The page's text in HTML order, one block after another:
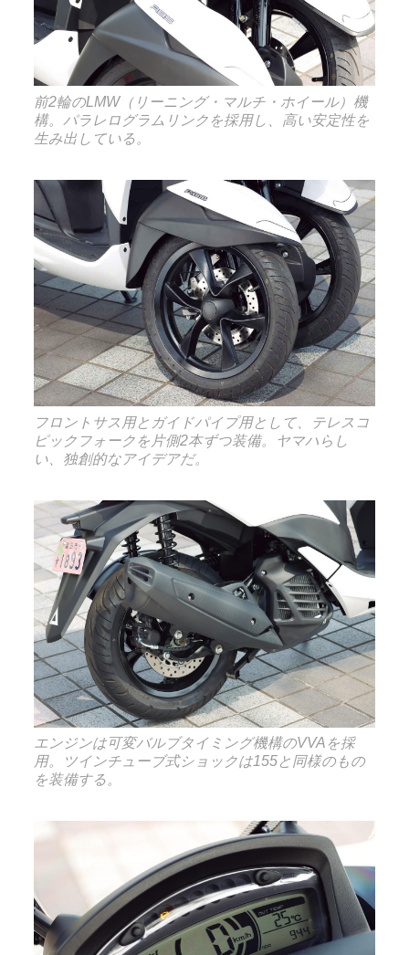
前2輪のLMW（リーニング・マルチ・ホイール）機
構。パラレログラムリンクを採用し、高い安定性を
生み出している。
フロントサス用とガイドパイプ用として、テレスコ
ピックフォークを片側2本ずつ装備。ヤマハらし
い、独創的なアイデアだ。
エンジンは可変バルブタイミング機構のVVAを採
用。ツインチューブ式ショックは155と同様のもの
を装備する。